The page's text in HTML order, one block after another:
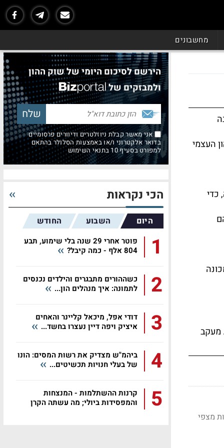
מחשבונים
העצמי
כדי
מעקב
של 0.69 ד' למניה, פחות מצפי
הירשם לסיכום היומי של שוק ההון
ולמבזקים של
אני מאשר קבלת ניוזלטרים ודיוורים פרסומיים
בדואר אלקטרוני ו/או באמצעות הסלולר בהתאם
למפורט בסעיף 10 בתנאי השימוש
הכי נקראות
היום השבוע החודש
1
פוטר אחרי 29 שנה בלי שימוע, תבע
804 אלף - כמה קיבל?
2
כשההורים מתבגרים והילדים נכנסים
לתמונה: איך מנהלים הון...
3
דודי אפל, מיכאל קליינר והאחים
איציק ויפה דיין נעצרו בחשד...
4
ביהמ"ש מצדיק את רשות המסים: הונו
של בעלי חנויות תכשיטים...
5
קרנות ההשתלמות - המנצחות
והמפסידות ביולי; מה עשתה הקרן